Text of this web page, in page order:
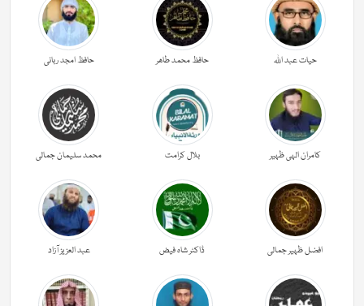
حیات عبد اللہ حافظ محمد طاھر حافظ امجد ربانی
کامران الہی ظہیر بلال کرامت محمد سلیمان جمالی
افضل ظہیر جمالی ڈاکٹر شاہ فیض عبد العزیز آزاد